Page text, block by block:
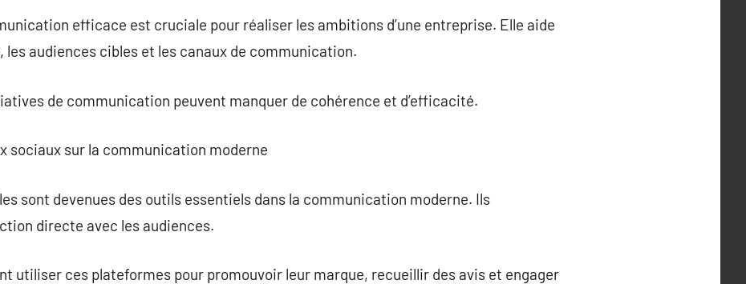
efficace est cruciale pour réaliser les ambitions d’une entreprise. Elle aide
les audiences cibles et les canaux de communication.
de communication peuvent manquer de cohérence et d’efficacité.
sociaux sur la communication moderne
sont devenues des outils essentiels dans la communication moderne. Ils
directe avec les audiences.
utiliser ces plateformes pour promouvoir leur marque, recueillir des avis et engager